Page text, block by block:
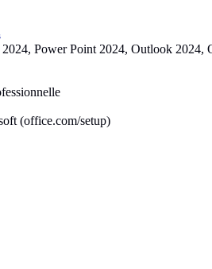
Power Point 2024, Outlook 2024,
(office.com/setup)